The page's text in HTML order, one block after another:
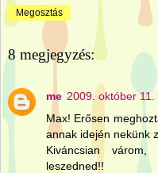
Megosztás
8 megjegyzés:
me 2009. október 11.
Max! Erősen
annak idején nekünk
Kiváncsian
leszedned!!